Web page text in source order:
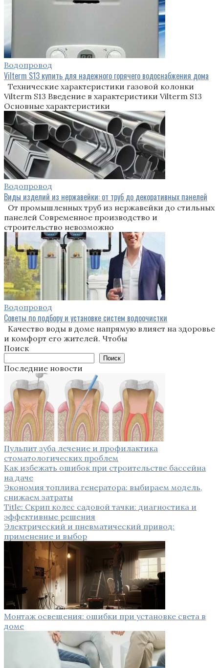
Водопровод
Vilterm S13 купить для надежного горячего водоснабжения дома
Технические характеристики газовой колонки
Vilterm S13 Введение в характеристики Vilterm S13
Основные характеристики
Водопровод
Виды изделий из нержавейки: от труб до декоративных панелей
От промышленных труб из нержавейки до стильных
панелей Современное производство и
строительство невозможно
Водопровод
Советы по подбору и установке систем водоочистки
Качество воды в доме напрямую влияет на здоровье
и комфорт его жителей. Чтобы
Поиск
Поиск
Последние новости
Пульпит зуба лечение и профилактика
стоматологических проблем
Как избежать ошибок при строительстве бассейна
на даче
Экономия топлива генератора: выбираем модель,
снижаем затраты
Title: Скрип колес садовой тачки: диагностика и
эффективные решения
Электрический и пневматический привод:
применение и выбор
Монтаж освещения: ошибки при установке света в
доме